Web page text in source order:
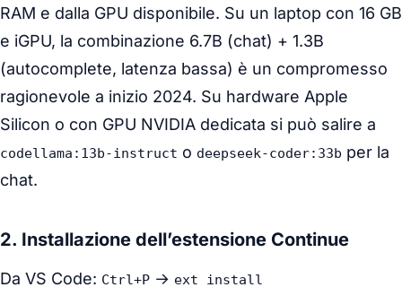
RAM e dalla GPU disponibile. Su un laptop con 16 GB
e iGPU, la combinazione 6.7B (chat) + 1.3B
(autocomplete, latenza bassa) è un compromesso
ragionevole a inizio 2024. Su hardware Apple
Silicon o con GPU NVIDIA dedicata si può salire a
codellama:13b-instruct o deepseek-coder:33b per la
chat.
2. Installazione dell’estensione Continue
Da VS Code: Ctrl+P → ext install